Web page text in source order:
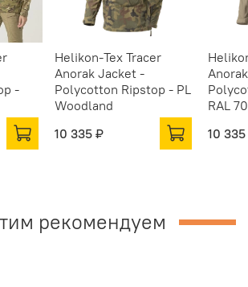
-
Helikon-Tex Tracer
Anorak Jacket -
Polycotton Ripstop - PL
Woodland
10 335 ₽
RAL
10
рекомендуем